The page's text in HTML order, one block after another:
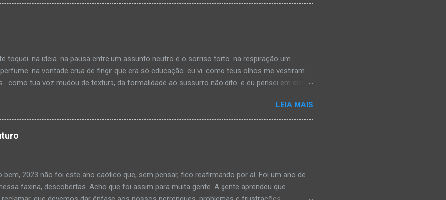
viradas e um turbilhão de pensamentos processando as informações que estava
toquei. na ideia. na pausa entre um assunto neutro e o sorriso torto. na respiração um
na vontade crua de fingir que era só educação. eu vi. como teus olhos me vestiram
como tua voz mudou de textura, da formalidade ao sussurro não dito. e eu pensei em dizer,
espaço. no jeito que tua camisa dobra no ombro. no calor do teu pescoço imaginado. na
ri sem motivo. eu imaginei teu cheiro. não o do perfume... imaginei tua boca:lenta. insegura,
eu gosto de comando. Nada é mais perigoso do que alguém que provoca, sem saber o
LEIA MAIS
bem, 2023 não foi este ano caótico que, sem pensar, fico reafirmando por aí. Foi um ano de
faxina, descobertas. Acho que foi assim para muita gente. A gente aprendeu que